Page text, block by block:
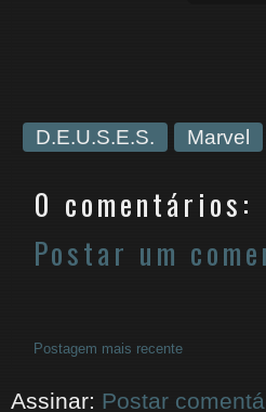
D.E.U.S.E.S. Marvel
0 comentários:
Postar um
Postagem mais recente
Assinar: Postar